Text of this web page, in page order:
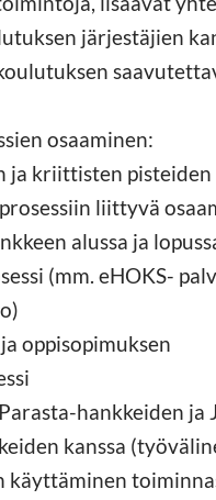
järjestäjien
osaaminen:
ja kriittisten
liittyvä
alussa ja
(mm. eHOKS-
oppisopimuksen
hankkeiden ja
kanssa
käyttäminen